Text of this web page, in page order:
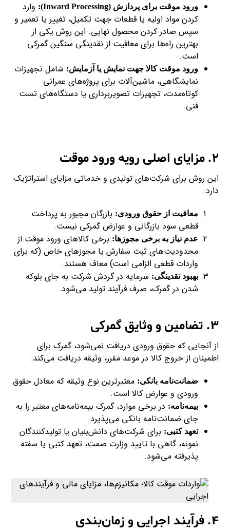
ورود موقت برای پردازش (Inward Processing):
وارد
کردن مواد اولیه یا قطعات جهت تکمیل، تغییر یا تعمیر و
سپس صادر کردن محصول نهایی. این روش یکی از
بهترین راه‌ها برای معافیت از نقدینگی سنگین گمرکی
است.
ورود موقت کالا جهت نمایش یا آزمایش: شامل تجهیزات
نمایشگاهی، ماشین‌آلات برای پروژه‌های عمرانی
کوتاه‌مدت، تجهیزات تصویربرداری یا دستگاه‌های تست
فنی.
۲. مزایای اصلی رویه ورود موقت
این روش برای شرکت‌های تولیدی و خدماتی مزایای استراتژیک
دارد:
معافیت از حقوق ورودی: بازرگان مجبور به پرداخت
قطعی سود بازرگانی و عوارض گمرکی نیست.
عدم نیاز به برخی مجوزها: برخی کالاهای ورود موقت از
محدودیت‌های ثبت سفارش یا مجوزهای خاص (که برای
واردات قطعی الزامی است) معاف هستند.
بهبود نقدینگی: سرمایه در گردش شرکت به جای بلوکه
شدن در گمرک، صرف فرآیند تولید می‌شود.
۳. تضامین و وثایق گمرکی
از آنجایی که حقوق ورودی دریافت نمی‌شود، گمرک برای
اطمینان از خروج کالا در موعد مقرر، وثیقه دریافت می‌کند:
ضمانت‌نامه بانکی: معتبرترین نوع وثیقه که معادل حقوق
ورودی و عوارض کالا است.
بیمه‌نامه: در برخی موارد، گمرک بیمه‌نامه‌های معتبر را به
جای ضمانت‌نامه بانکی می‌پذیرد.
تعهد کتبی: برای شرکت‌های دانش‌بنیان یا تولیدکنندگان
نمونه، گاهی با تایید وزارت صمت، تعهد کتبی یا سفته
پذیرفته می‌شود.
۴. فرآیند اجرایی و زمان‌بندی